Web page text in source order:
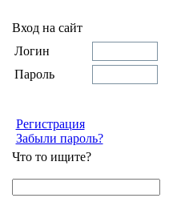
Вход на сайт
Логин
Пароль
Регистрация
Забыли пароль?
Что то ищите?